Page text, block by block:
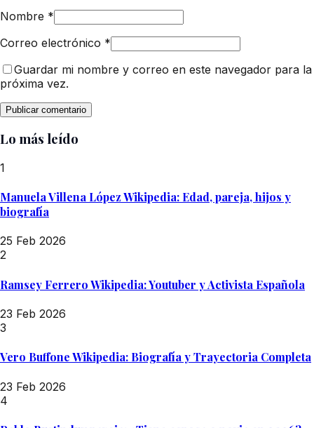
Nombre *
Correo electrónico *
Guardar mi nombre y correo en este navegador para la
próxima vez.
Lo más leído
1
Manuela Villena López Wikipedia: Edad, pareja, hijos y
biografía
25 Feb 2026
2
Ramsey Ferrero Wikipedia: Youtuber y Activista Española
23 Feb 2026
3
Vero Buffone Wikipedia: Biografía y Trayectoria Completa
23 Feb 2026
4